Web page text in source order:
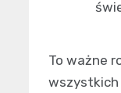
To ważne
wszystkich